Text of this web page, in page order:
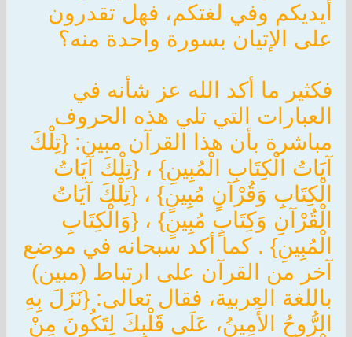
أيديكم وفي لغتكم، فهل تقدرون
على الإتيان بسورة واحدة منه؟
فكثير ما أكد الله عز شأنه في
العبارات التي تلي هذه الحروف
مباشرة بأن هذا القرآن مبين: {تِلْكَ
آيَاتُ الْكِتَابِ الْمُبِينِ} ، {تِلْكَ آيَاتُ
الْكِتَابِ وَقُرْآنٍ مُبِينٍ} ، {تِلْكَ آيَاتُ
الْقُرْآنِ وَكِتَابٍ مُبِينٍ} ، {وَالْكِتَابِ
الْمُبِينِ} . كما أكد سبحانه في موضع
آخر من القرآن على ارتباط (مبين)
باللغة العربية، فقال تعالى: {نَزَلَ بِهِ
الرُّوحُ الأَمِينُ، عَلَى قَلْبِكَ لِتَكُونَ مِنْ